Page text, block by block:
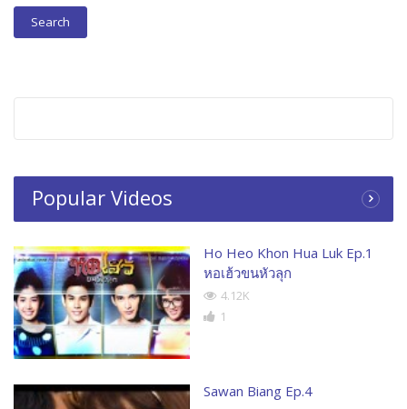
Popular Videos
Ho Heo Khon Hua Luk Ep.1
หอเฮ้วขนหัวลุก
4.12K
1
Sawan Biang Ep.4